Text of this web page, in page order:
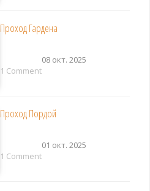
Проход Гардена
08 окт. 2025
1 Comment
Проход Пордой
01 окт. 2025
1 Comment